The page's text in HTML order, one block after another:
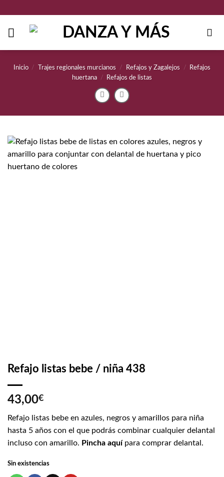
contenido
Inicio / Trajes regionales murcianos / Refajos y Zagalejos /
Refajos
huertana
/ Refajos de listas
Refajo listas bebe / niña 438
43,00€
Refajo listas bebe en azules, negros y amarillos para niña
hasta 5 años con el que podrás combinar cualquier delantal
incluso con amarillo. Pincha aquípara comprar delantal.
Sin existencias